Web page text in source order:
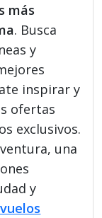
más
. Busca
y
inspirar y
ofertas
exclusivos.
una
y